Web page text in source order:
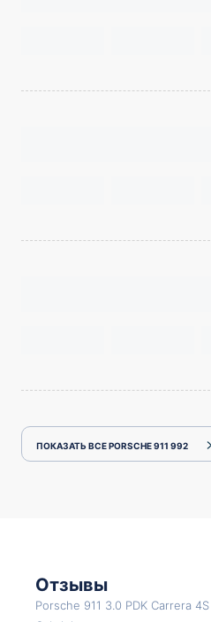
ПОКАЗАТЬ ВСЕ PORSCHE 911 992
Отзывы
Porsche 911 3.0 PDK Carrera 4S